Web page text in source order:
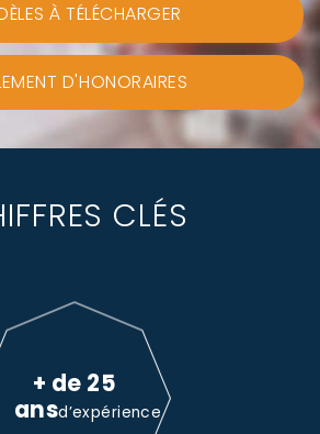
À TÉLÉCHARGER
D'HONORAIRES
CLÉS
+ de 25
ansd’expérience